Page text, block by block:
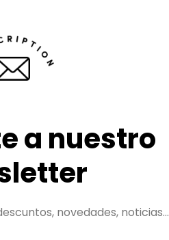
a nuestro
novedades, noticias...